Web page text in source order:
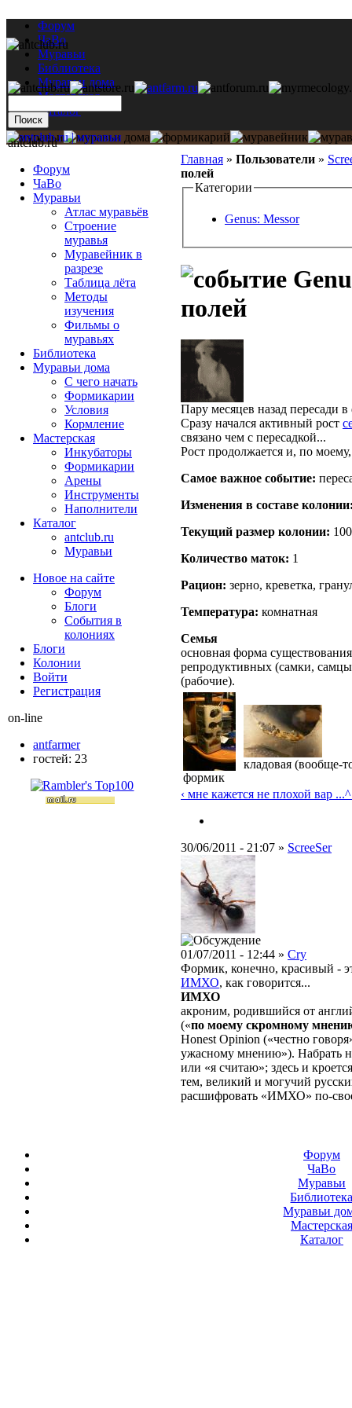
Форум
ЧаВо
Муравьи
Библиотека
Муравьи дома
Мастерская
Каталог
Главная » Пользователи »
полей
Категории
Genus: Messor
полей
Пару месяцев назад пересади
Сразу начался активный рост
связано чем с пересадкой...
Рост продолжается и, по
Самое важное событие:
Изменения в составе
Текущий размер кoлонии: 100
Количество маток: 1
Рацион: зерно, креветка,
Температура: комнатная
Семья
основная форма
репродуктивных (самки,
(рабочие).
формик
кладовая (вообще-
‹ мне кажется не плохой вар ...
30/06/2011 - 21:07 » ScreeSer
01/07/2011 - 12:44 » Cry
Формик, конечно, красивый -
ИМХО, как говорится...
ИМХО
акроним, родившийся от
(«по моему скромному
Honest Opinion («честно
ужасному мнению»). Набрать
или «я считаю»; здесь и
тем, великий и могучий
расшифровать «ИМХО» по-
antclub.ru
Форум
ЧаВо
Муравьи
Атлас муравьёв
Строение
муравья
Муравейник в
разрезе
Таблица лёта
Методы
изучения
Фильмы о
муравьях
Библиотека
Муравьи дома
С чего начать
Формикарии
Условия
Кормление
Мастерская
Инкубаторы
Формикарии
Арены
Инструменты
Наполнители
Каталог
antclub.ru
Муравьи
Новое на сайте
Форум
Блоги
События в
колониях
Блоги
Колонии
Войти
Peгиcтpaция
on-line
antfarmer
гостей: 23
Форум
ЧаВо
Муравьи
Муравьи
Мастерская
Каталог